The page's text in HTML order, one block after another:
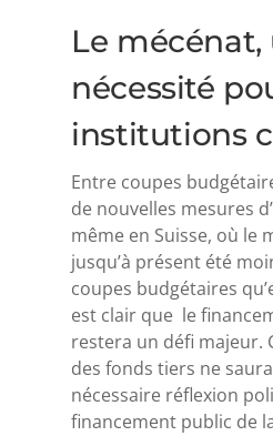
Le mécénat,
nécessité
institutions
Entre coupes
de nouvelles mesures
même en Suisse, où le
jusqu’à présent été
coupes budgétaires
est clair que le
restera un défi majeur.
des fonds tiers ne
nécessaire réflexion
financement public de